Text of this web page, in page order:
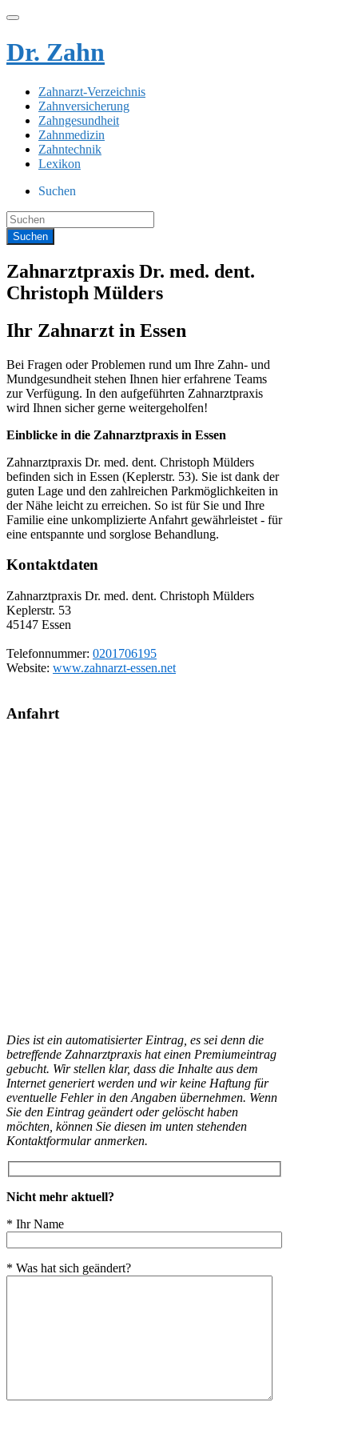
Dr. Zahn
Zahnarzt-Verzeichnis
Zahnversicherung
Zahngesundheit
Zahnmedizin
Zahntechnik
Lexikon
Suchen
Zahnarztpraxis Dr. med. dent.
Christoph Mülders
Ihr Zahnarzt in Essen
Bei Fragen oder Problemen rund um Ihre Zahn- und
Mundgesundheit stehen Ihnen hier erfahrene Teams
zur Verfügung. In den aufgeführten Zahnarztpraxis
wird Ihnen sicher gerne weitergeholfen!
Einblicke in die Zahnarztpraxis in Essen
Zahnarztpraxis Dr. med. dent. Christoph Mülders
befinden sich in Essen (Keplerstr. 53). Sie ist dank der
guten Lage und den zahlreichen Parkmöglichkeiten in
der Nähe leicht zu erreichen. So ist für Sie und Ihre
Familie eine unkomplizierte Anfahrt gewährleistet - für
eine entspannte und sorglose Behandlung.
Kontaktdaten
Zahnarztpraxis Dr. med. dent. Christoph Mülders
Keplerstr. 53
45147 Essen
Telefonnummer: 0201706195
Website: www.zahnarzt-essen.net
Anfahrt
Dies ist ein automatisierter Eintrag, es sei denn die
betreffende Zahnarztpraxis hat einen Premiumeintrag
gebucht. Wir stellen klar, dass die Inhalte aus dem
Internet generiert werden und wir keine Haftung für
eventuelle Fehler in den Angaben übernehmen. Wenn
Sie den Eintrag geändert oder gelöscht haben
möchten, können Sie diesen im unten stehenden
Kontaktformular anmerken.
Nicht mehr aktuell?
* Ihr Name
* Was hat sich geändert?